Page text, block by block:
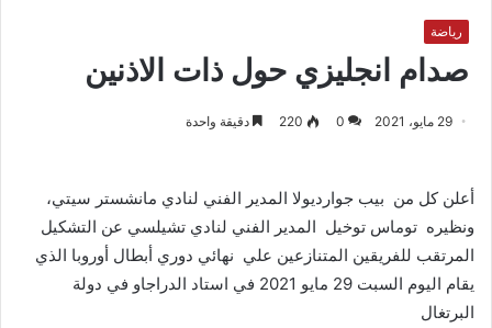
رياضة
صدام انجليزي حول ذات الاذنين
29 مايو، 2021 0
220 دقيقة واحدة
أعلن كل من بيب جوارديولا المدير الفني لنادي مانشستر سيتي،
ونظيره توماس توخيل المدير الفني لنادي تشيلسي عن التشكيل
المرتقب للفريقين المتنازعين علي نهائي دوري أبطال أوروبا الذي
يقام اليوم السبت مايو في استاد الدراجاو في دولة
البرتغال